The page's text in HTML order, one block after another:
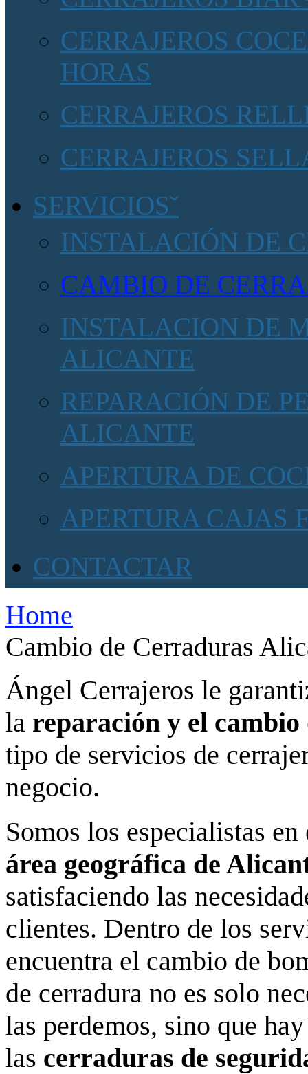
CERRAJEROS
HORAS
CERRAJEROS
CERRAJEROS
SERVICIOS
INSTALACIÓN DE
CAMBIO DE
INSTALACION DE
ALICANTE
REPARACIÓN DE
ALICANTE
APERTURA DE
APERTURA CAJAS
CONTACTAR
Home
Cambio de Cerraduras
Ángel Cerrajeros le
la reparación y el
tipo de servicios de
negocio.
Somos los especialistas
área geográfica de
satisfaciendo las
clientes. Dentro de los
encuentra el cambio de
de cerradura no es solo
las perdemos, sino que
las cerraduras de